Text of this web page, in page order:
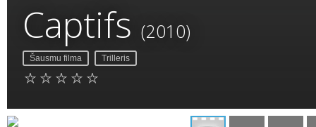
Captifs (2010)
Šausmu filma Trilleris